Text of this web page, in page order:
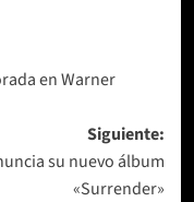
en Warner
Siguiente:
su nuevo álbum
«Surrender»